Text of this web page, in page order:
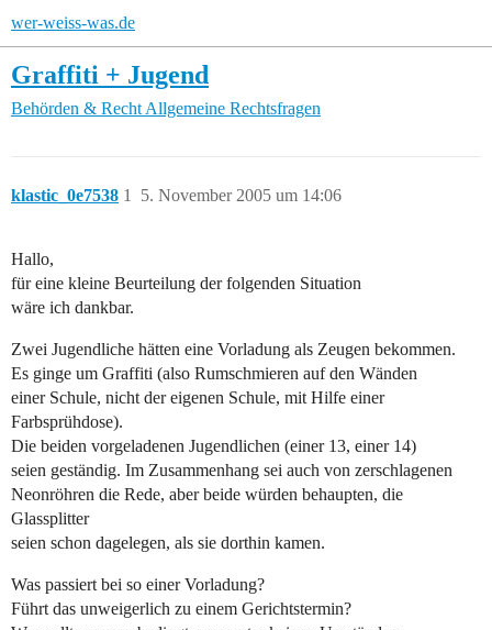
wer-weiss-was.de
Graffiti + Jugend
Behörden & Recht Allgemeine Rechtsfragen
klastic_0e7538 5. November 2005 um 14:06
1
Hallo,
für eine kleine Beurteilung der folgenden Situation
wäre ich dankbar.
Zwei Jugendliche hätten eine Vorladung als Zeugen bekommen.
Es ginge um Graffiti (also Rumschmieren auf den Wänden
einer Schule, nicht der eigenen Schule, mit Hilfe einer
Farbsprühdose).
Die beiden vorgeladenen Jugendlichen (einer 13, einer 14)
seien geständig. Im Zusammenhang sei auch von zerschlagenen
Neonröhren die Rede, aber beide würden behaupten, die
Glassplitter
seien schon dagelegen, als sie dorthin kamen.
Was passiert bei so einer Vorladung?
Führt das unweigerlich zu einem Gerichtstermin?